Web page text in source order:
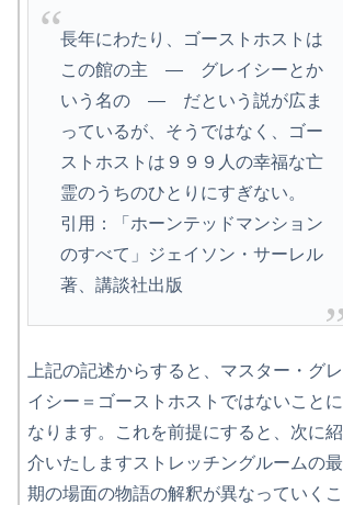
長年にわたり、ゴーストホストは
この館の主 — グレイシーとか
いう名の ― だという説が広ま
っているが、そうではなく、ゴー
ストホストは９９９人の幸福な亡
霊のうちのひとりにすぎない。
引用：「ホーンテッドマンション
のすべて」ジェイソン・サーレル
著、講談社出版
上記の記述からすると、マスター・グレ
イシー＝ゴーストホストではないことに
なります。これを前提にすると、次に紹
介いたしますストレッチングルームの最
期の場面の物語の解釈が異なっていくこ